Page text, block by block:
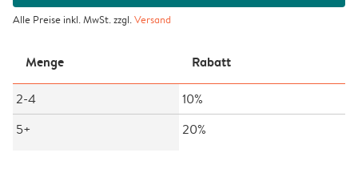
Alle Preise inkl. MwSt. zzgl.Versand
Menge Rabatt
2-4
10%
5+
20%